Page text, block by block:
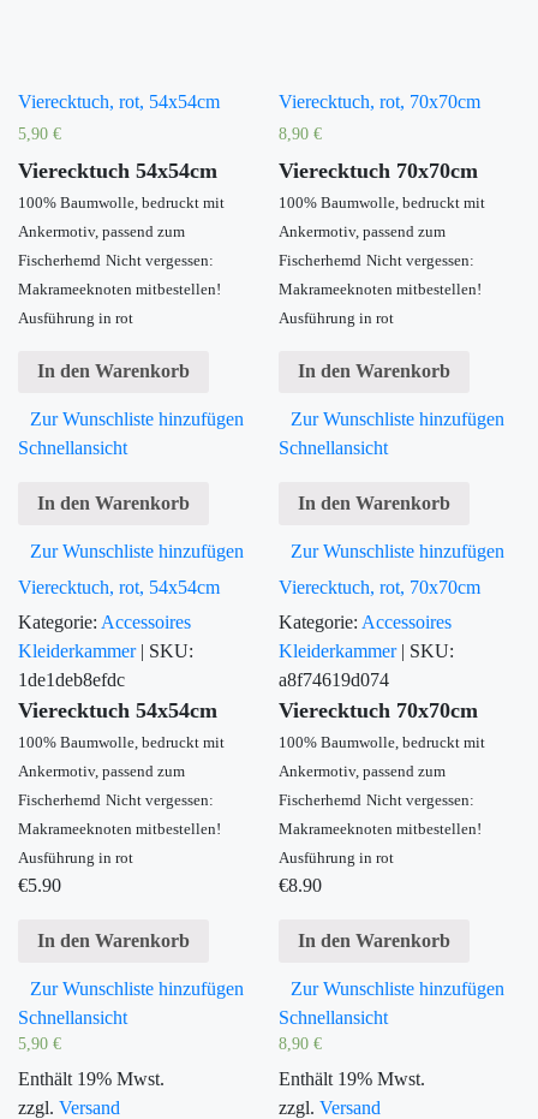
Vierecktuch, rot, 54x54cm
5,90 €
Vierecktuch 54x54cm
100% Baumwolle, bedruckt mit
Ankermotiv, passend zum
Fischerhemd Nicht vergessen:
Makrameeknoten mitbestellen!
Ausführung in rot
In den Warenkorb
Zur Wunschliste hinzufügen
Schnellansicht
In den Warenkorb
Zur Wunschliste hinzufügen
Vierecktuch, rot, 54x54cm
Kategorie: Accessoires
Kleiderkammer | SKU:
1de1deb8efdc
Vierecktuch 54x54cm
100% Baumwolle, bedruckt mit
Ankermotiv, passend zum
Fischerhemd Nicht vergessen:
Makrameeknoten mitbestellen!
Ausführung in rot
€5.90
In den Warenkorb
Zur Wunschliste hinzufügen
Schnellansicht
5,90 €
Enthält 19% Mwst.
zzgl. Versand
Vierecktuch, rot, 70x70cm
8,90€
Vierecktuch 70x70cm
100% Baumwolle, bedruckt mit
Ankermotiv, passend zum
Fischerhemd Nicht vergessen:
Makrameeknoten mitbestellen!
Ausführung in rot
In den Warenkorb
Zur Wunschliste hinzufügen
Schnellansicht
In den Warenkorb
Zur Wunschliste hinzufügen
Vierecktuch, rot, 70x70cm
Kategorie: Accessoires
Kleiderkammer | SKU:
a8f74619d074
Vierecktuch 70x70cm
100% Baumwolle, bedruckt mit
Ankermotiv, passend zum
Fischerhemd Nicht vergessen:
Makrameeknoten mitbestellen!
Ausführung in rot
€8.90
In den Warenkorb
Zur Wunschliste hinzufügen
Schnellansicht
8,90€
Enthält 19% Mwst.
zzgl.Versand